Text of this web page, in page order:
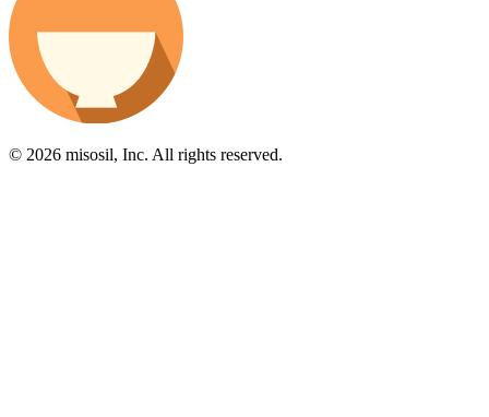
© 2026 misosil, Inc. All rights reserved.